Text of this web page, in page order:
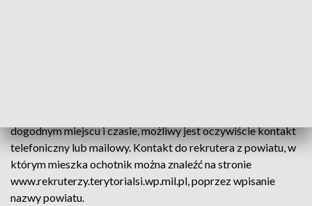
dogodnym miejscu i czasie, możliwy jest oczywiście kontakt
telefoniczny lub mailowy. Kontakt do rekrutera z powiatu, w
którym mieszka ochotnik można znaleźć na stronie
www.rekruterzy.terytorialsi.wp.mil.pl, poprzez wpisanie
nazwy powiatu.